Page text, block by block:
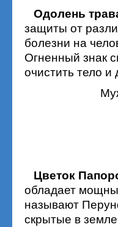
Одолень
защиты от
болезни на
Огненный знак
очистить тело и
Цветок
обладает
называют
скрытые в